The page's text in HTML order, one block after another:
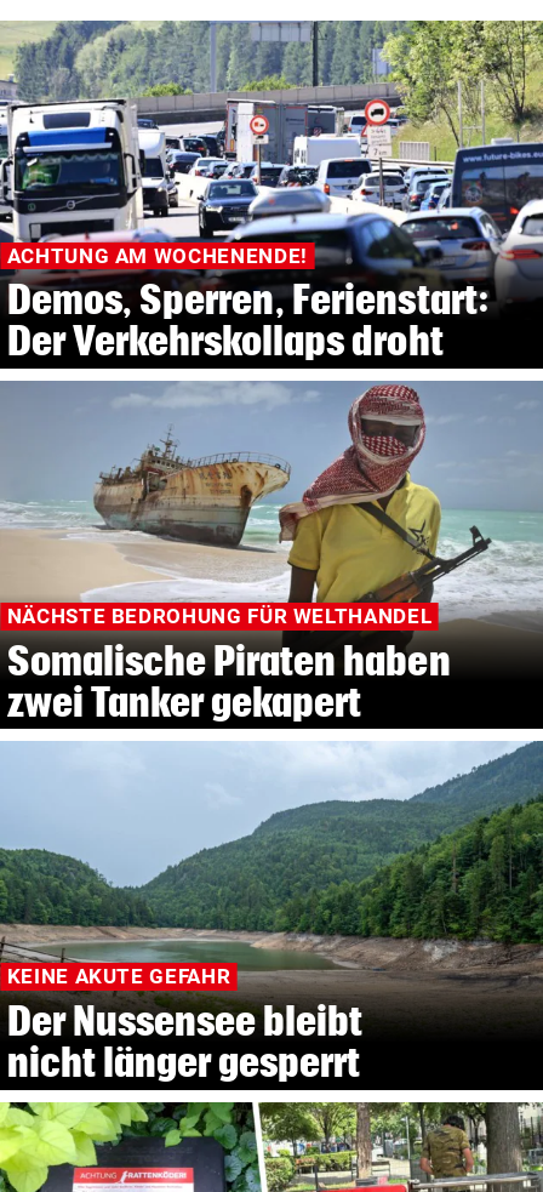
ACHTUNG AM WOCHENENDE!
Demos, Sperren, Ferienstart:
Der Verkehrskollaps droht
NÄCHSTE BEDROHUNG FÜR WELTHANDEL
Somalische Piraten haben
zwei Tanker gekapert
KEINE AKUTE GEFAHR
Der Nussensee bleibt
nicht länger gesperrt